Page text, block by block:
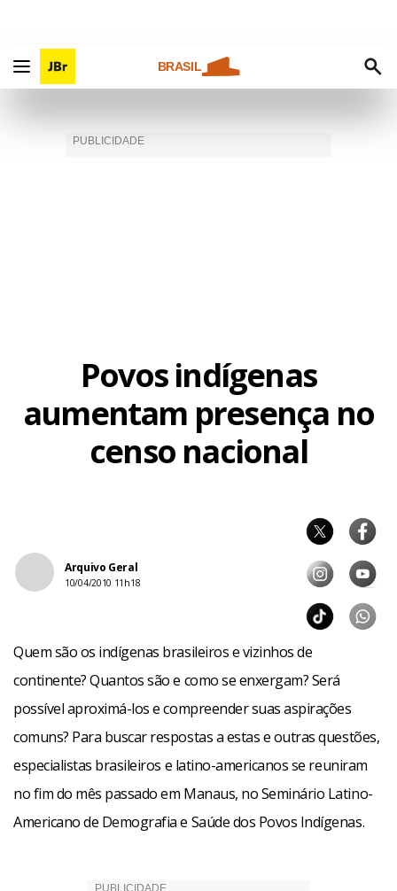
BRASIL
Povos indígenas
aumentam presença no
censo nacional
Arquivo Geral
10/04/2010 11h18
Quem são os indígenas brasileiros e vizinhos de
continente? Quantos são e como se enxergam? Será
possível aproximá-los e compreender suas aspirações
comuns? Para buscar respostas a estas e outras questões,
especialistas brasileiros e latino-americanos se reuniram
no fim do mês passado em Manaus, no Seminário Latino-
Americano de Demografia e Saúde dos Povos Indígenas.